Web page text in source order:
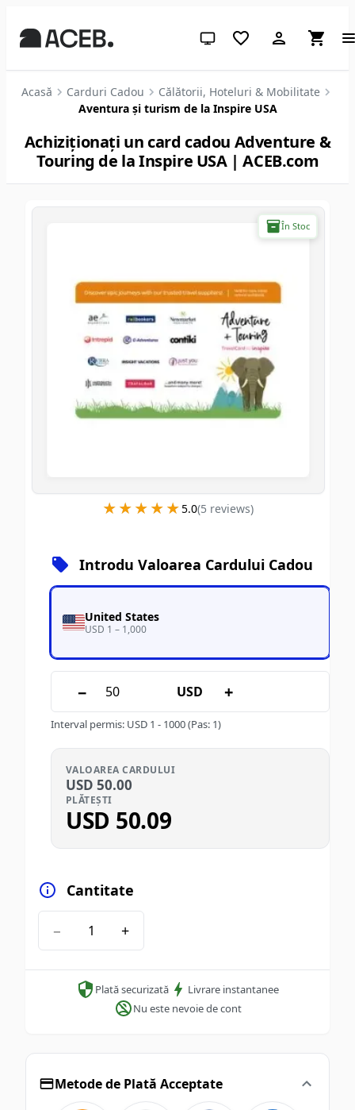
Temă sistem (apasă pentru
Acasă Carduri Cadou
Călătorii, Hoteluri & Mobilitate
Aventura și turism de la Inspire USA
Achiziționați un card cadou Adventure &
Touring de la Inspire USA | ACEB.com
În Stoc
★★★★★
★★★★★5.0(5 reviews)
Introdu Valoarea Cardului Cadou
United States
USD 1 – 1,000
− USD +
Interval permis: USD 1 - 1000(Pas: 1)
VALOAREA CARDULUI
USD 50.00
PLĂTEȘTI
USD 50.09
Cantitate
− +
Plată securizată
Livrare instantanee
Nu este nevoie de cont
Metode de Plată Acceptate